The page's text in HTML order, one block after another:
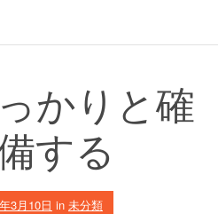
かりと確
する
3月10日 in 未分類